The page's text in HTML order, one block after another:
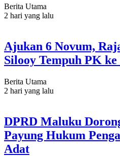
Berita Utama
2 hari yang lalu
Ajukan 6 Novum,
Silooy Tempuh PK
Berita Utama
2 hari yang lalu
DPRD Maluku
Payung Hukum
Adat